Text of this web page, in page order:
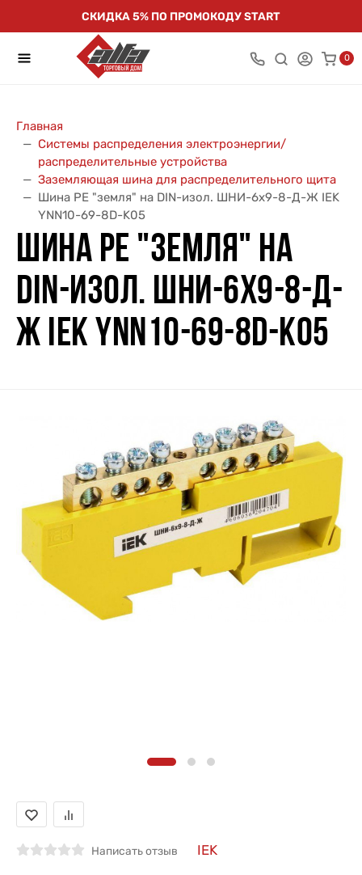
СКИДКА 5% ПО ПРОМОКОДУ START
0
Главная
Системы распределения электроэнергии/
распределительные устройства
Заземляющая шина для распределительного щита
Шина PE "земля" на DIN-изол. ШНИ-6х9-8-Д-Ж IEK
YNN10-69-8D-K05
ШИНА PE "ЗЕМЛЯ" НА
DIN-ИЗОЛ. ШНИ-6Х9-8-Д-
Ж IEK YNN10-69-8D-K05
Написать отзыв IEK